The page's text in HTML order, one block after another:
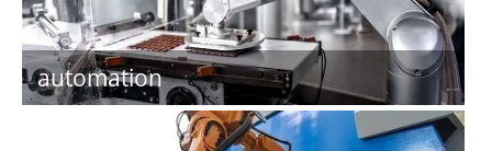
automation